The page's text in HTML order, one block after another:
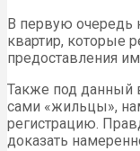
В первую очередь
квартир, которые
предоставления
Также под данный
сами «жильцы»,
регистрацию.
доказать